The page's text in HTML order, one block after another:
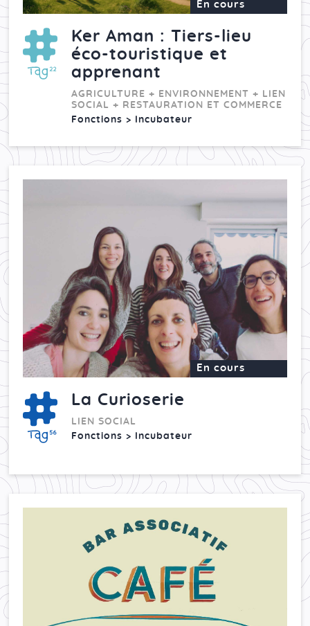
En cours
Ker Aman : Tiers-lieu
éco-touristique et
apprenant
AGRICULTURE + ENVIRONNEMENT + LIEN
SOCIAL + RESTAURATION ET COMMERCE
Fonctions > Incubateur
En cours
La Curioserie
LIEN SOCIAL
Fonctions > Incubateur